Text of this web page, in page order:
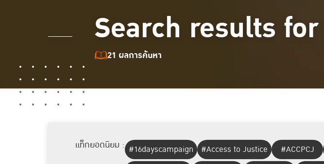
Search results for
21 ผลการค้นหา
แท็กยอดนิยม : #16dayscampaign #Access to Justice #ACCPCJ